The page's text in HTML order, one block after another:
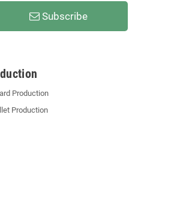
Subscribe
Production
Production